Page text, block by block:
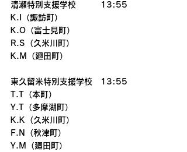
清瀬特別支援学校　　　13:55
K.I（諏訪町）
K.O（富士見町）
R.S（久米川町）
K.M（廻田町）
東久留米特別支援学校　13:55
T.T（本町）
Y.T（多摩湖町）
K.K（久米川町）
F.N（秋津町）
Y.M（廻田町）